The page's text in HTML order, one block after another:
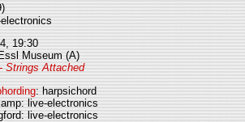
19:30
Museum (A)
Strings Attached
: harpsichord
live-electronics
live-electronics